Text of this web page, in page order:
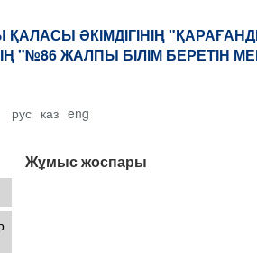
ӘКІМДІГІНІҢ
"№86 ЖАЛПЫ БІЛІМ БЕРЕТІН
рус каз eng
Жұмыс жоспары